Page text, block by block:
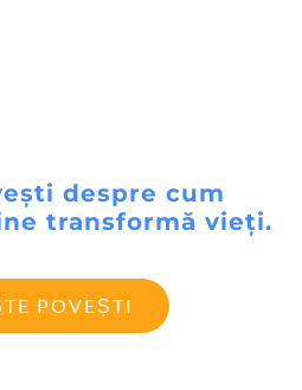
despre cum
transformă vieți.
POVEȘTI